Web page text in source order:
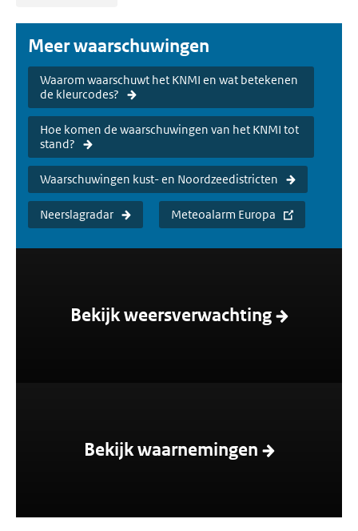
Meer waarschuwingen
Waarom waarschuwt het KNMI en wat betekenen
de kleurcodes?
Hoe komen de waarschuwingen van het KNMI tot
stand?
Waarschuwingen kust- en Noordzeedistricten
Neerslagradar Meteoalarm Europa
Bekijk weersverwachting
Bekijk waarnemingen